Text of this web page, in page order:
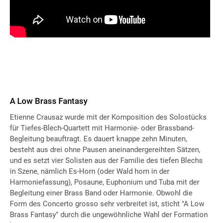
A Low Brass Fantasy
Etienne Crausaz wurde mit der Komposition des Solostücks
für Tiefes-Blech-Quartett mit Harmonie- oder Brassband-
Begleitung beauftragt. Es dauert knappe zehn Minuten,
besteht aus drei ohne Pausen aneinandergereihten Sätzen,
und es setzt vier Solisten aus der Familie des tiefen Blechs
in Szene, nämlich Es-Horn (oder Wald horn in der
Harmoniefassung), Posaune, Euphonium und Tuba mit der
Begleitung einer Brass Band oder Harmonie. Obwohl die
Form des Concerto grosso sehr verbreitet ist, sticht "A Low
Brass Fantasy" durch die ungewöhnliche Wahl der Formation